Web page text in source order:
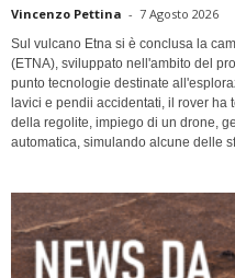
Vincenzo Pettina - 7 Agosto 2026
Sul vulcano Etna si è conclusa la
(ETNA), sviluppato nell'ambito del
punto tecnologie destinate
lavici e pendii accidentati, il rover ha
della regolite, impiego di un drone,
automatica, simulando alcune delle